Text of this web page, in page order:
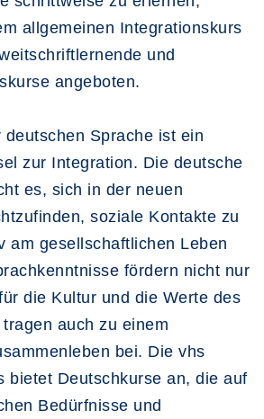
allgemeinen Integrationskurs
und
angeboten.
Sprache ist ein
zur Integration. Die deutsche
es, sich in der neuen
soziale Kontakte zu
am gesellschaftlichen Leben
fördern nicht nur
die Kultur und die Werte des
auch zu einem
bei. Die vhs
bietet Deutschkurse an, die auf
Bedürfnisse und